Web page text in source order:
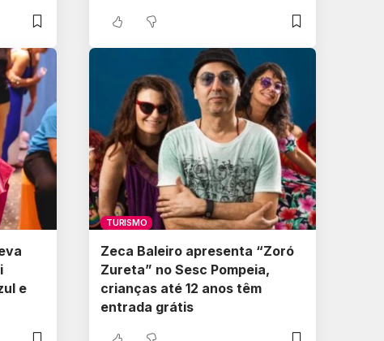
e
TURISMO
Zeca Baleiro apresenta “Zoró
Zureta” no Sesc Pompeia,
crianças até 12 anos têm
entrada grátis